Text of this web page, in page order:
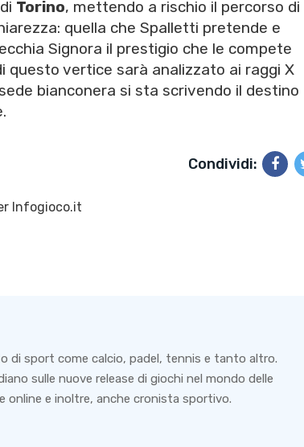
Torino, mettendo a rischio il percorso di
quella che Spalletti pretende e
Signora il prestigio che le compete
questo vertice sarà analizzato ai raggi X
bianconera si sta scrivendo il destino
Condividi:
Infogioco.it
di sport come calcio, padel, tennis e tanto altro.
sulle nuove release di giochi nel mondo delle
online e inoltre, anche cronista sportivo.